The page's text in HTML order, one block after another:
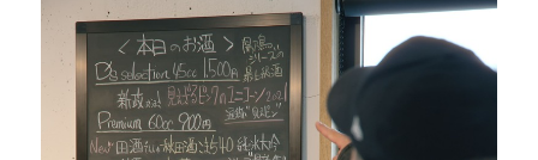
#ボクと麺